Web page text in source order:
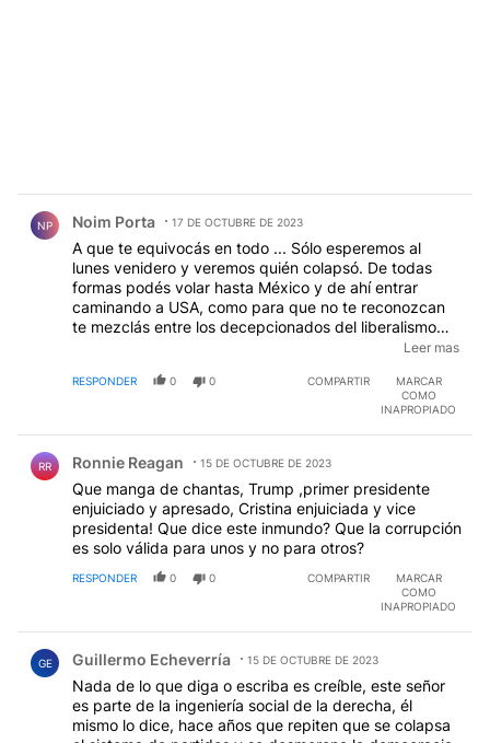
NP Noim Porta 17 DE OCTUBRE DE 2023
A que te equivocás en todo ... Sólo esperemos al
lunes venidero y veremos quién colapsó. De todas
formas podés volar hasta México y de ahí entrar
caminando a USA, como para que no te reconozcan
te mezclás entre los decepcionados del liberalismo
retrógrado que empobreció a toda América Latina.
sino que al contrario vienen de otros países y no sólo
limítrofes, muchos europeos están asentándose por
una hermosa Argentina donde todos quieren seguir
viviendo. El odio los consumió Durán y está muy bien
que así haya ocurrido. El proyecto de una Macrilandia
se destruyó y ud. es parte del fracaso.
Leer mas
RESPONDER 0 0 COMPARTIR
MARCAR
COMO
INAPROPIADO
RR Ronnie Reagan 15 DE OCTUBRE DE 2023
Que manga de chantas, Trump ,primer presidente
enjuiciado y apresado, Cristina enjuiciada y vice
presidenta! Que dice este inmundo? Que la corrupción
es solo válida para unos y no para otros?
RESPONDER 0 0 COMPARTIR
MARCAR
COMO
INAPROPIADO
GE Guillermo Echeverría 15 DE OCTUBRE DE 2023
Nada de lo que diga o escriba es creíble, este señor
es parte de la ingeniería social de la derecha, él
mismo lo dice, hace años que repiten que se colapsa